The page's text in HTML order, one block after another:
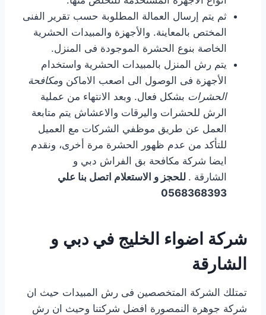
ثم يتم إرسال العمالة المطلوبة حسب تقرير الفنى
المختص بالمعاينة. والأجهزة والمبيدات الحشرية
الخاصة بنوع الحشرة الموجودة فى المنزل.
يتم رش المنزل بالمبيدات الحشرية واستخدام
الأجهزة فى الوصول الى اصعب الاماكن ومكافحة
الحشرات بشكل فعال. وبعد الانتهاء من عملية
الرش للحشرات واليرقات والاعشاش يتم متابعة
العمل عن طريق موظفي الشركات مع العميل
للتأكد من عدم ظهور الحشرة مرة أخرى، ونقدم
ايضا شركة مكافحة بق الفراش دبي و
الشارقة . للحجز و الاستعلام اتصل بنا علي
0568368393
شركة اضواء الخليج في دبي و
الشارقة
تمتلك الشركة المتخصصين فى رش المبيدات حيث ان
شركة جوهرة النمصورة افضل شركتنا وحيث ان رش